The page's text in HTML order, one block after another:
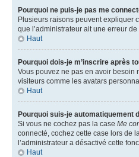
Pourquoi ne puis-je pas me
Plusieurs raisons peuvent expliquer
que l’administrateur ait une erreur
Haut
Pourquoi dois-je m’inscrire après
Vous pouvez ne pas en avoir besoin
visiteurs comme les avatars
Haut
Pourquoi suis-je automatiquement
Si vous ne cochez pas la case Me
connecté, cochez cette case lors de
l’administrateur a désactivé cette
Haut